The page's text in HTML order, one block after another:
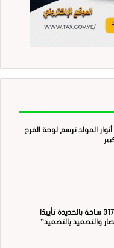
المولد ترسم لوحة الفرح
مسيرات حاشدة في 317 ساحة بالحديدة تأييدًا
والتصعيد بالتصعيد”